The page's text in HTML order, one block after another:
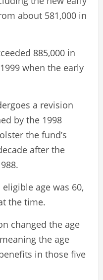
about 581,000 in
885,000 in
when the early
a revision
by the 1998
the fund’s
after the
age was 60,
the time.
changed the age
the age
in those five